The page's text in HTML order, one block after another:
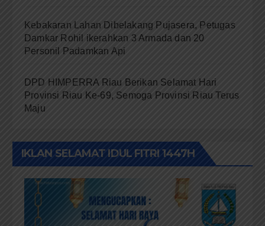
Kebakaran Lahan Dibelakang Pujasera, Petugas
Damkar Rohil ikerahkan 3 Armada dan 20
Personil Padamkan Api
DPD HIMPERRA Riau Berikan Selamat Hari
Provinsi Riau Ke-69, Semoga Provinsi Riau Terus
Maju
IKLAN SELAMAT IDUL FITRI 1447H